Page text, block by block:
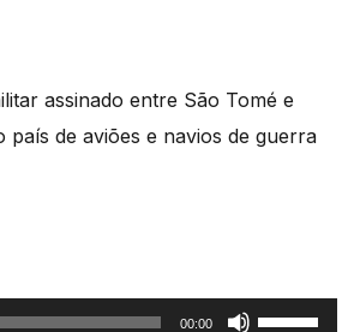
assinado entre São Tomé e
de aviões e navios de guerra
00:00
Use